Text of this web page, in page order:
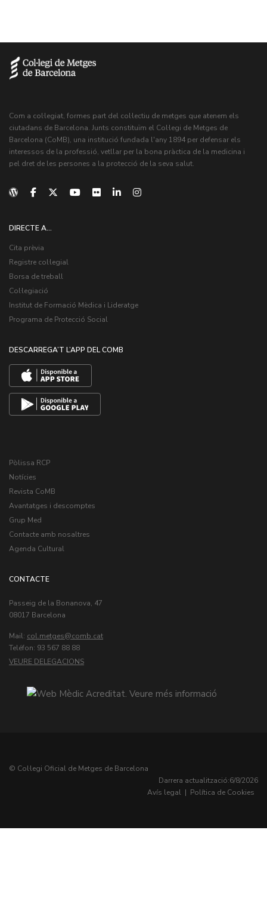
Com a col·legiat, formes part del col·lectiu de metges que atenem els
ciutadans de Barcelona. Junts constituïm el Col·legi de Metges de
Barcelona (CoMB), una institució fundada l'any 1894 per defensar els
interessos de la professió, vetllar per la bona pràctica de la medicina i
pel dret de les persones a la protecció de la seva salut.
DIRECTE A...
Cita prèvia
Registre col·legial
Borsa de treball
Col·legiació
Institut de Formació Mèdica i Lideratge
Programa de Protecció Social
DESCARREGA’T L’APP DEL COMB
Pòlissa RCP
Notícies
Revista CoMB
Avantatges i descomptes
Grup Med
Contacte amb nosaltres
Agenda Cultural
CONTACTE
Passeig de la Bonanova, 47
08017 Barcelona
Mail: col.metges
Teléfon: 93 567 88 88
VEURE DELEGACIONS
© Col·legi Oficial de Metges de Barcelona
Darrera actualització:6/8/2026
Avís legal | Política de Cookies